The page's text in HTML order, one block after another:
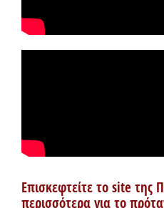
Επισκεφτείτε το site της
περισσότερα για το